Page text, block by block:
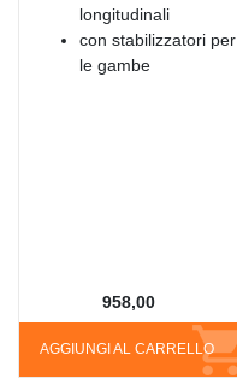
longitudinali
con stabilizzatori per
le gambe
AGGIUNGI AL CARRELLO
958,00